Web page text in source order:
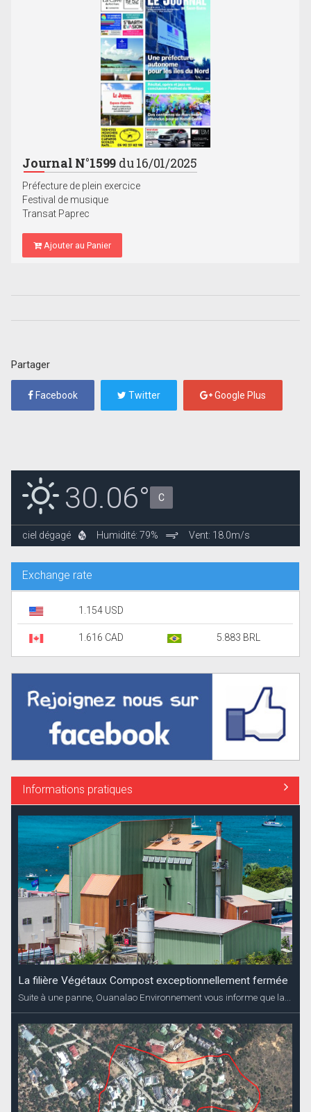
Journal N°1599 du 16/01/2025
Préfecture de plein exercice
Festival de musique
Transat Paprec
Ajouter au Panier
Partager
Facebook Twitter Google Plus
30.06° C
ciel dégagé Humidité: 79% Vent: 18.0m/s
Exchange rate
1.154 USD
1.616 CAD 5.883 BRL
Informations pratiques
La filière Végétaux Compost exceptionnellement fermée
Suite à une panne, Ouanalao Environnement vous informe que la...